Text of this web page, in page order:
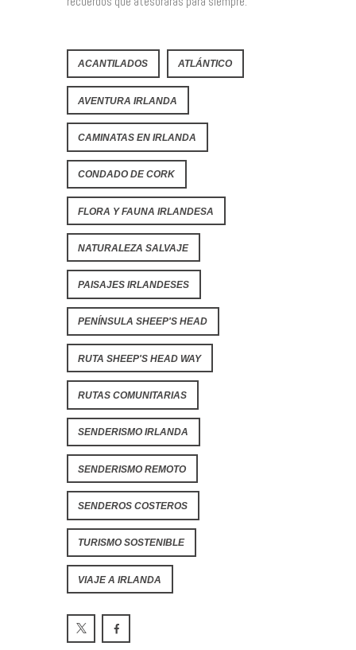
ACANTILADOS ATLÁNTICO
AVENTURA IRLANDA
CAMINATAS EN IRLANDA
CONDADO DE CORK
FLORA Y FAUNA IRLANDESA
NATURALEZA SALVAJE
PAISAJES IRLANDESES
PENÍNSULA SHEEP'S HEAD
RUTA SHEEP'S HEAD WAY
RUTAS COMUNITARIAS
SENDERISMO IRLANDA
SENDERISMO REMOTO
SENDEROS COSTEROS
TURISMO SOSTENIBLE
VIAJE A IRLANDA